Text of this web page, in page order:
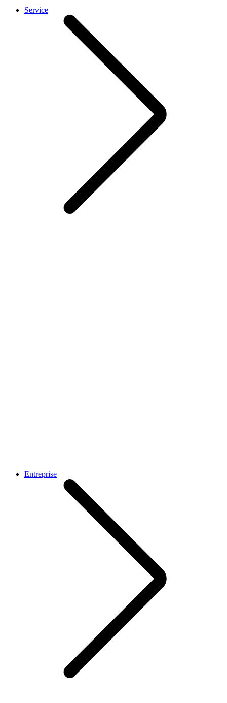
Service
Entreprise